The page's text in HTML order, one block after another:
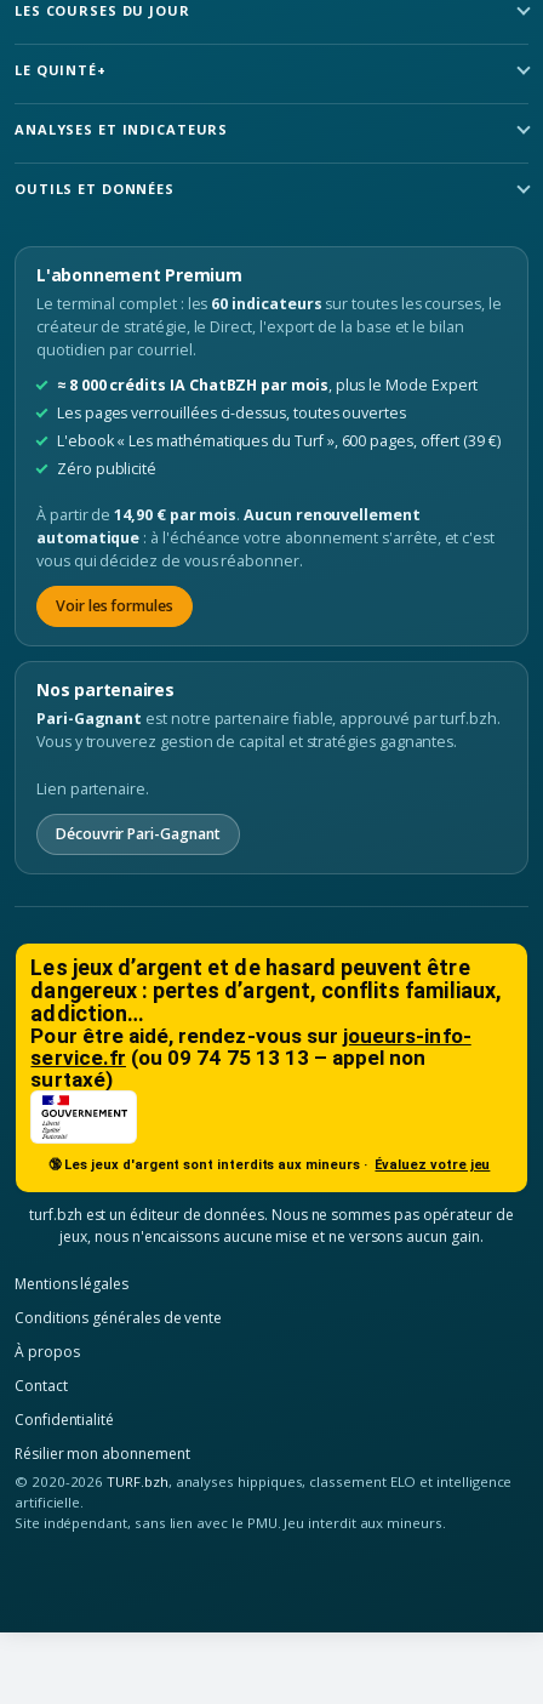
LES COURSES DU JOUR
LE QUINTÉ+
ANALYSES ET INDICATEURS
OUTILS ET DONNÉES
L'abonnement Premium
Le terminal complet : les 60 indicateurs sur toutes les courses, le
créateur de stratégie, le Direct, l'export de la base et le bilan
quotidien par courriel.
≈ 8 000 crédits IA ChatBZH par mois, plus le Mode Expert
Les pages verrouillées ci-dessus, toutes ouvertes
L'ebook « Les mathématiques du Turf », 600 pages, offert (39 €)
Zéro publicité
À partir de14,90 € par mois.Aucun renouvellement
automatique : à l'échéance votre abonnement s'arrête, et c'est
vous qui décidez de vous réabonner.
Voir les formules
Nos partenaires
Pari-Gagnant est notre partenaire fiable, approuvé par turf.bzh.
Vous y trouverez gestion de capital et stratégies gagnantes.
Lien partenaire.
Découvrir Pari-Gagnant
Les jeux d’argent et de hasard peuvent être
dangereux : pertes d’argent, conflits familiaux,
addiction…
Pour être aidé, rendez-vous sur joueurs-info-
service.fr (ou 09 74 75 13 13 – appel non
surtaxé)
🔞 Les jeux d'argent sont interdits aux mineurs · Évaluez votre jeu
turf.bzh est un éditeur de données. Nous ne sommes pas opérateur de
jeux, nous n'encaissons aucune mise et ne versons aucun gain.
Mentions légales
Conditions générales de vente
À propos
Contact
Confidentialité
Résilier mon abonnement
© 2020-2026TURF.bzh, analyses hippiques, classement ELO et intelligence
artificielle.
Site indépendant, sans lien avec le PMU. Jeu interdit aux mineurs.